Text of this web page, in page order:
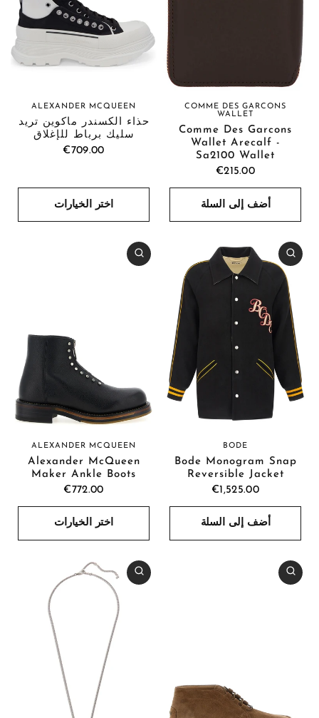
COMME DES GARCONS
WALLET
Comme Des Garcons
Wallet Arecalf -
Sa2100 Wallet
€215.00
أضف إلى السلة
ALEXANDER MCQUEEN
حذاء ألكسندر ماكوين تريد
سليك برباط للإغلاق
€709.00
اختر الخيارات
BODE
Bode Monogram Snap
Reversible Jacket
€1,525.00
أضف إلى السلة
ALEXANDER MCQUEEN
Alexander McQueen
Maker Ankle Boots
€772.00
اختر الخيارات